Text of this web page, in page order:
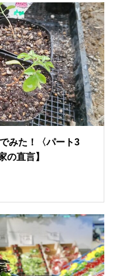
みた！〈パート3
の直言】